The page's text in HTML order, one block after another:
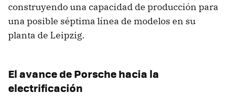
construyendo una capacidad de producción para
una posible séptima línea de modelos en su
planta de Leipzig.
El avance de Porsche hacia la
electrificación